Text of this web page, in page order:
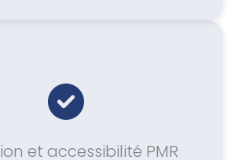
et accessibilité PMR